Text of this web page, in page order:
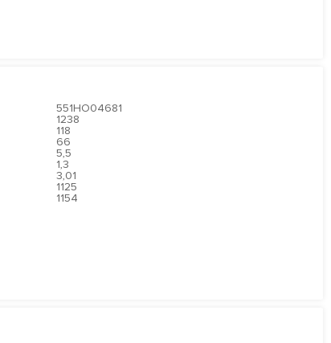
551HO04681
1238
118
66
5,5
1,3
3,01
1125
1154